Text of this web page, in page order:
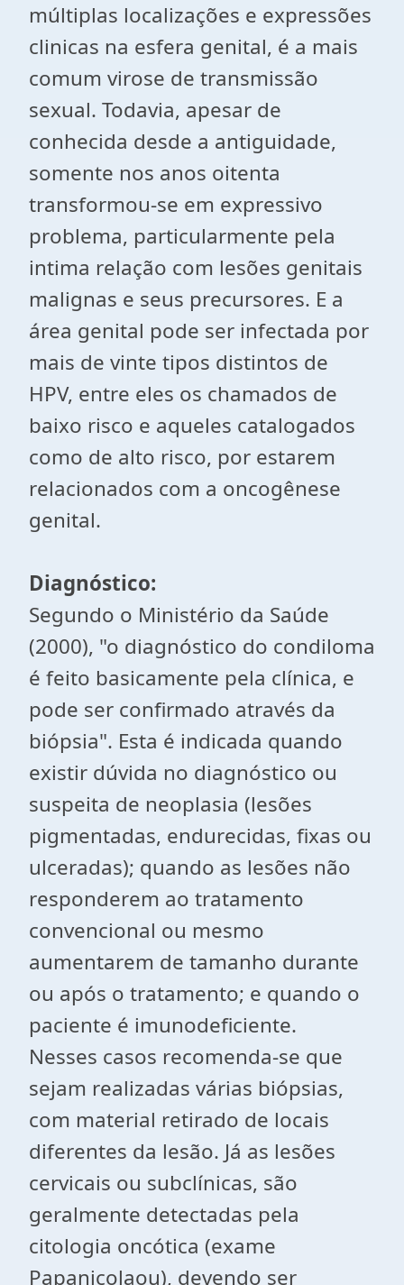
múltiplas localizações e expressões
clinicas na esfera genital, é a mais
comum virose de transmissão
sexual. Todavia, apesar de
conhecida desde a antiguidade,
somente nos anos oitenta
transformou-se em expressivo
problema, particularmente pela
intima relação com lesões genitais
malignas e seus precursores. E a
área genital pode ser infectada por
mais de vinte tipos distintos de
HPV, entre eles os chamados de
baixo risco e aqueles catalogados
como de alto risco, por estarem
relacionados com a oncogênese
genital.
Diagnóstico:
Segundo o Ministério da Saúde
(2000), "o diagnóstico do condiloma
é feito basicamente pela clínica, e
pode ser confirmado através da
biópsia". Esta é indicada quando
existir dúvida no diagnóstico ou
suspeita de neoplasia (lesões
pigmentadas, endurecidas, fixas ou
ulceradas); quando as lesões não
responderem ao tratamento
convencional ou mesmo
aumentarem de tamanho durante
ou após o tratamento; e quando o
paciente é imunodeficiente.
Nesses casos recomenda-se que
sejam realizadas várias biópsias,
com material retirado de locais
diferentes da lesão. Já as lesões
cervicais ou subclínicas, são
geralmente detectadas pela
citologia oncótica (exame
Papanicolaou), devendo ser